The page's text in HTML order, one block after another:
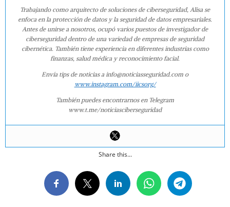
Trabajando como arquitecto de soluciones de ciberseguridad, Alisa se
enfoca en la protección de datos y la seguridad de datos empresariales.
Antes de unirse a nosotros, ocupó varios puestos de investigador de
ciberseguridad dentro de una variedad de empresas de seguridad
cibernética. También tiene experiencia en diferentes industrias como
finanzas, salud médica y reconocimiento facial.
Envía tips de noticias a info@noticiasseguridad.com o
www.instagram.com/iicsorg/
También puedes encontrarnos en Telegram
www.t.me/noticiasciberseguridad
Share this...